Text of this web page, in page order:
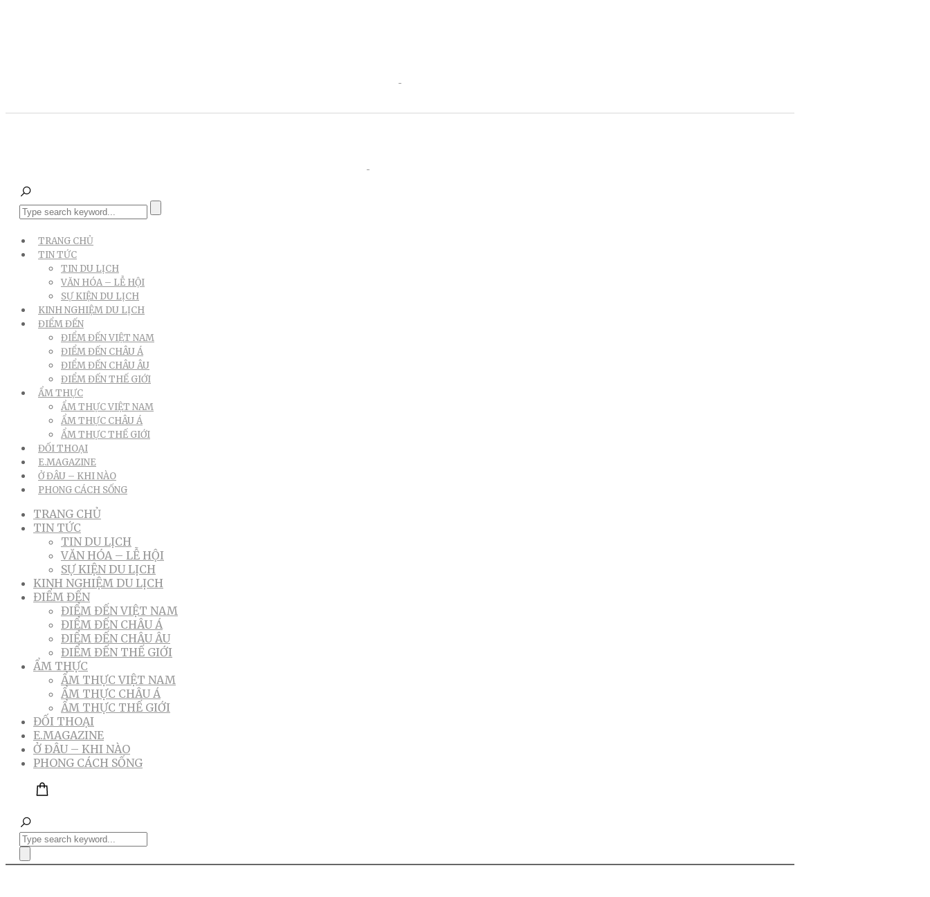
TRANG CHỦ
TIN TỨC
TIN DU LỊCH
VĂN HÓA – LỄ HỘI
SỰ KIỆN DU LỊCH
KINH NGHIỆM DU LỊCH
ĐIỂM ĐẾN
ĐIỂM ĐẾN VIỆT NAM
ĐIỂM ĐẾN CHÂU Á
ĐIỂM ĐẾN CHÂU ÂU
ĐIỂM ĐẾN THẾ GIỚI
ẨM THỰC
ẨM THỰC VIỆT NAM
ẨM THỰC CHÂU Á
ẨM THỰC THẾ GIỚI
ĐỐI THOẠI
E.MAGAZINE
Ở ĐÂU – KHI NÀO
PHONG CÁCH SỐNG
TRANG CHỦ
TIN TỨC
TIN DU LỊCH
VĂN HÓA – LỄ HỘI
SỰ KIỆN DU LỊCH
KINH NGHIỆM DU LỊCH
ĐIỂM ĐẾN
ĐIỂM ĐẾN VIỆT NAM
ĐIỂM ĐẾN CHÂU Á
ĐIỂM ĐẾN CHÂU ÂU
ĐIỂM ĐẾN THẾ GIỚI
ẨM THỰC
ẨM THỰC VIỆT NAM
ẨM THỰC CHÂU Á
ẨM THỰC THẾ GIỚI
ĐỐI THOẠI
E.MAGAZINE
Ở ĐÂU – KHI NÀO
PHONG CÁCH SỐNG